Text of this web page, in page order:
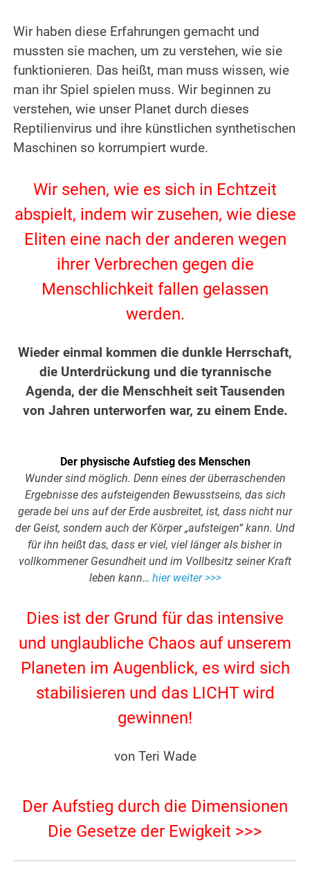
Wir haben diese Erfahrungen gemacht und
mussten sie machen, um zu verstehen, wie sie
funktionieren. Das heißt, man muss wissen, wie
man ihr Spiel spielen muss. Wir beginnen zu
verstehen, wie unser Planet durch dieses
Reptilienvirus und ihre künstlichen synthetischen
Maschinen so korrumpiert wurde.
Wir sehen, wie es sich in Echtzeit
abspielt, indem wir zusehen, wie diese
Eliten eine nach der anderen wegen
ihrer Verbrechen gegen die
Menschlichkeit fallen gelassen
werden.
Wieder einmal kommen die dunkle Herrschaft,
die Unterdrückung und die tyrannische
Agenda, der die Menschheit seit Tausenden
von Jahren unterworfen war, zu einem Ende.
Der physische Aufstieg des Menschen
Wunder sind möglich. Denn eines der überraschenden
Ergebnisse des aufsteigenden Bewusstseins, das sich
gerade bei uns auf der Erde ausbreitet, ist, dass nicht nur
der Geist, sondern auch der Körper „aufsteigen“ kann. Und
für ihn heißt das, dass er viel, viel länger als bisher in
vollkommener Gesundheit und im Vollbesitz seiner Kraft
leben kann… hier weiter >>>
Dies ist der Grund für das intensive
und unglaubliche Chaos auf unserem
Planeten im Augenblick, es wird sich
stabilisieren und das LICHT wird
gewinnen!
von Teri Wade
Der Aufstieg durch die Dimensionen
Die Gesetze der Ewigkeit >>>